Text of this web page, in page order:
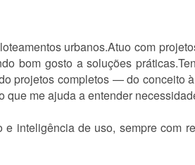
urbanos.Atuo com
bom gosto a soluções
projetos completos — do conceito
me ajuda a entender
inteligência de uso, sempre com